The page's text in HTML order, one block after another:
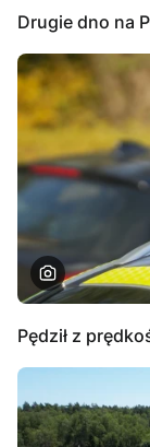
Drugie dno na
Pędził z